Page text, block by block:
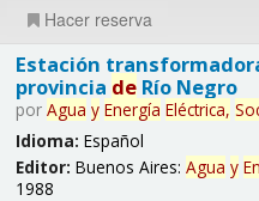
Hacer reserva
Estación
provincia deRío Negro
por Agua y Energía Eléctrica,
Idioma: Español
Editor: Buenos Aires: Agua y
1988